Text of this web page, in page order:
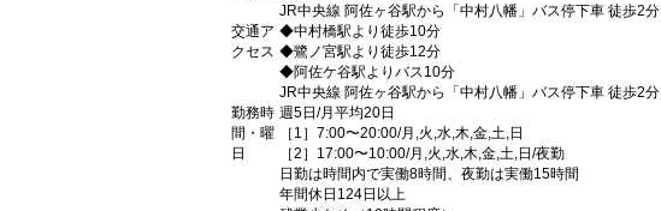
JR中央線 阿佐ヶ谷駅から「中村八幡」バス停下車 徒歩2分
交通ア
クセス
◆中村橋駅より徒歩10分
◆鷺ノ宮駅より徒歩12分
◆阿佐ケ谷駅よりバス10分
JR中央線 阿佐ヶ谷駅から「中村八幡」バス停下車 徒歩2分
勤務時
間・曜
日
週5日/月平均20日
［1］7:00〜20:00/月,火,水,木,金,土,日
［2］17:00〜10:00/月,火,水,木,金,土,日/夜勤
日勤は時間内で実働8時間、夜勤は実働15時間
年間休日124日以上